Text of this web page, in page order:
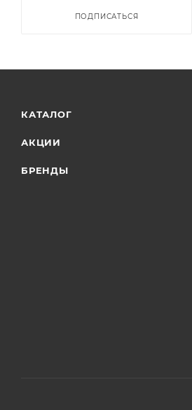
ПОДПИСАТЬСЯ
КАТАЛОГ
АКЦИИ
БРЕНДЫ